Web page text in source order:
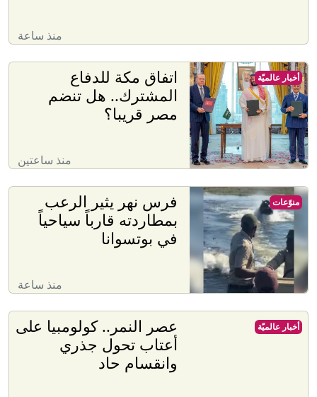
منذ ساعة
اتفاق مكة للدفاع
المشترك.. هل تنضم
مصر قريبا؟
منذ ساعتين
أخبار عالميّة
فرس نهر يثير الرعب
بمطاردته قارباً سياحياً
في بوتسوانا
منذ ساعة
منوّعات
عصر النمر.. كولومبيا على
أعتاب تحول جذري
وانقسام حاد
أخبار عالميّة